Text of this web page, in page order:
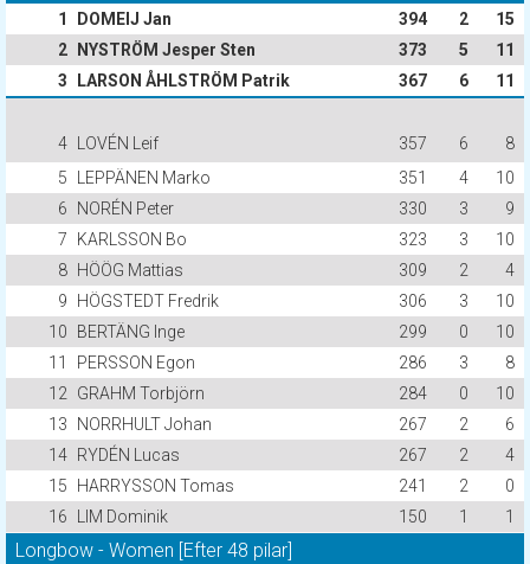
1 DOMEIJ Jan 394 2
15
2
NYSTRÖM Jesper Sten 373 5
11
3
LARSON ÅHLSTRÖM Patrik 367 6 11
4 LOVÉN Leif 357 6
8
5
LEPPÄNEN Marko 351 4
10
6
NORÉN Peter 330 3
9
7
KARLSSON Bo 323 3
10
8 HÖÖG Mattias 309 2
4
9
HÖGSTEDT Fredrik 306 3
10
10
BERTÄNG Inge 299 0
10
11
PERSSON Egon 286 3
8
12
GRAHM Torbjörn 284 0
10
13
NORRHULT Johan 267 2
6
14 RYDÉN Lucas 267 2
4
15
HARRYSSON Tomas 241 2
0
16
LIM Dominik 150 1 1
Longbow - Women [Efter 48 pilar]